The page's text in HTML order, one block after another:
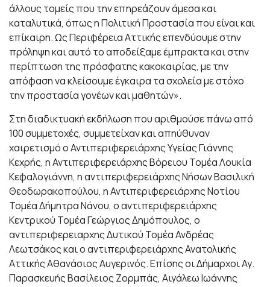
άλλους τομείς που την επηρεάζουν άμεσα και
καταλυτικά, όπως η Πολιτική Προστασία που είναι και
επίκαιρη. Ως Περιφέρεια Αττικής επενδύουμε στην
πρόληψη και αυτό το αποδείξαμε έμπρακτα και στην
περίπτωση της πρόσφατης κακοκαιρίας, με την
απόφαση να κλείσουμε έγκαιρα τα σχολεία με στόχο
την προστασία γονέων και μαθητών».
Στη διαδικτυακή εκδήλωση που αριθμούσε πάνω από
100 συμμετοχές, συμμετείχαν και απηύθυναν
χαιρετισμό ο Αντιπεριφερειάρχης Υγείας Γιάννης
Κεχρής, η Αντιπεριφερειάρχης Βόρειου Τομέα Λουκία
Κεφαλογιάννη, η αντιπεριφερειάρχης Νήσων Βασιλική
Θεοδωρακοπούλου, η Αντιπεριφερειάρχης Νοτίου
Τομέα Δήμητρα Νάνου, ο αντιπεριφερειάρχης
Κεντρικού Τομέα Γεώργιος Δημόπουλος, ο
αντιπεριφερειαρχης Δυτικού Τομέα Ανδρέας
Λεωτσάκος και ο αντιπεριφερειάρxης Ανατολικής
Αττικής Αθανάσιος Αυγερινός. Επίσης οι Δήμαρχοι Αγ.
Παρασκευής Βασίλειος Ζορμπάς, Αιγάλεω Ιωάννης